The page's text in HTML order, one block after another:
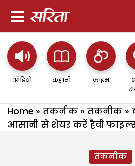
ऑडियो कहानी क्राइम
Home » तकनीक » तकनीक »
आसानी से शेयर करें हैवी
तकनीक